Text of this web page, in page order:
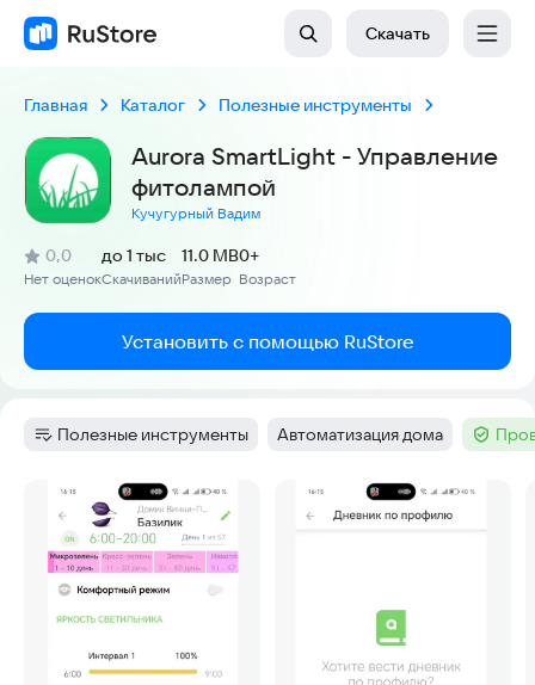
Скачать
Главная Каталог Полезные инструменты
Aurora SmartLight - Управление
фитолампой
Кучугурный Вадим
Рейтинг:
0,0
(
Нет оценок
)
Скачиваний
до 1 тыс
Размер
11.0 MB
Возраст
0+
Установить с помощью RuStore
Категория:
Полезные инструменты Тег:
Автоматизация дома Тег :
Скриншоты